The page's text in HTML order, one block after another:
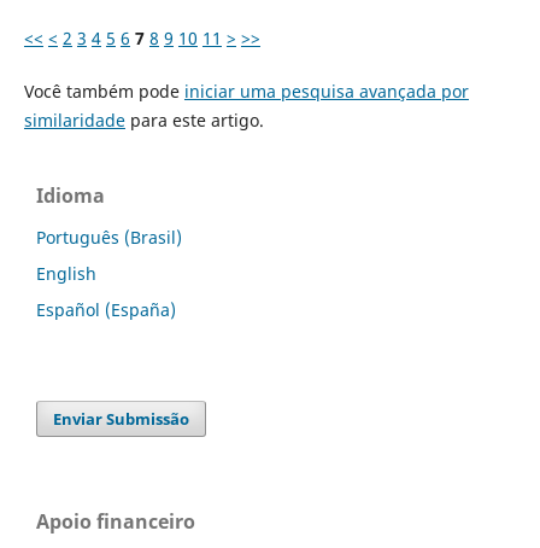
<< < 2 3 4 5 6 7 8 9 10 11 > >>
Você também pode iniciar uma pesquisa avançada por
similaridadepara este artigo.
Idioma
Português (Brasil)
English
Español (España)
Enviar Submissão
Apoio financeiro